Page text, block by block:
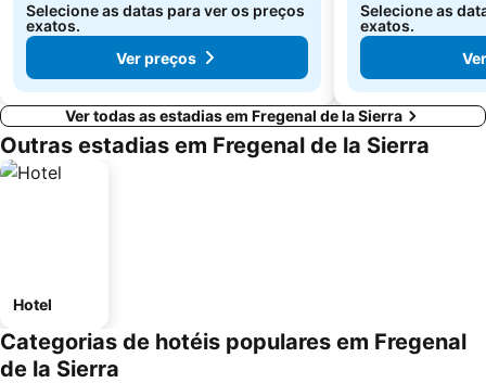
Selecione as datas para ver os preços
exatos.
Ver preços
Selecione as
exatos.
Ver todas as estadias em Fregenal de la Sierra
Outras estadias em Fregenal de la Sierra
Hotel
Categorias de hotéis populares em Fregenal
de la Sierra